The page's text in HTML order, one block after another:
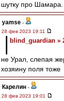
шутку про Шамара.
yamse -
28 фев 2023 19:11
blind_guardian »
не Урал, слепая
хозяину поля тоже
Карелин -
28 фев 2023 19:01